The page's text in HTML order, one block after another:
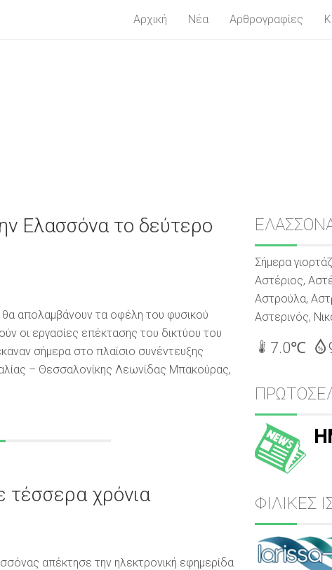
Αρχική Νέα Αρθρογραφίες
Ελασσόνα το δεύτερο
απολαμβάνουν τα οφέλη του φυσικού
οι εργασίες επέκτασης του δικτύου του
σήμερα στο πλαίσιο συνέντευξης
– Θεσσαλονίκης Λεωνίδας Μπακούρας,
τέσσερα χρόνια
απέκτησε την ηλεκτρονική εφημερίδα
Σήμερα
Αστέριος,
Αστρούλα,
Αστερινός,
7.0℃
ΦΙΛΙΚΕΣ